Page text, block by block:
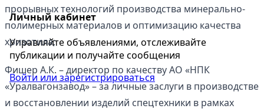
Личный кабинет
Управляйте объявлениями, отслеживайте
публикации и получайте сообщения
Войти или зарегистрироваться
прорывных технологий производства минерально-
полимерных материалов и оптимизацию качества
хризотила;
Фишер А.К. – директор по качеству АО «НПК
«Уралвагонзавод» – за личные заслуги в производстве
и восстановлении изделий спецтехники в рамках